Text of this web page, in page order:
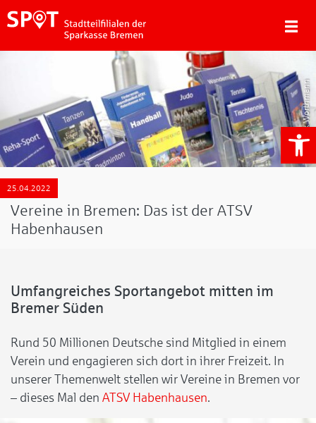
Tjark Worthmann
25.04.2022
Vereine in Bremen: Das ist der ATSV
Habenhausen
Umfangreiches Sportangebot mitten im
Bremer Süden
Rund 50 Millionen Deutsche sind Mitglied in einem
Verein und engagieren sich dort in ihrer Freizeit. In
unserer Themenwelt stellen wir Vereine in Bremen vor
– dieses Mal den ATSV Habenhausen.